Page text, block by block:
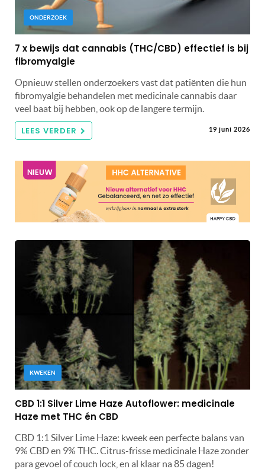
ONDERZOEK
7 x bewijs dat cannabis (THC/CBD) effectief is bij
fibromyalgie
Opnieuw stellen onderzoekers vast dat patiënten die hun
fibromyalgie behandelen met medicinale cannabis daar
veel baat bij hebben, ook op de langere termijn.
LEES VERDER 19 juni 2026
KWEKEN
CBD 1:1 Silver Lime Haze Autoflower: medicinale
Haze met THC én CBD
CBD 1:1 Silver Lime Haze: kweek een perfecte balans van
9% CBD en 9% THC. Citrus-frisse medicinale Haze zonder
para gevoel of couch lock, en al klaar na 85 dagen!